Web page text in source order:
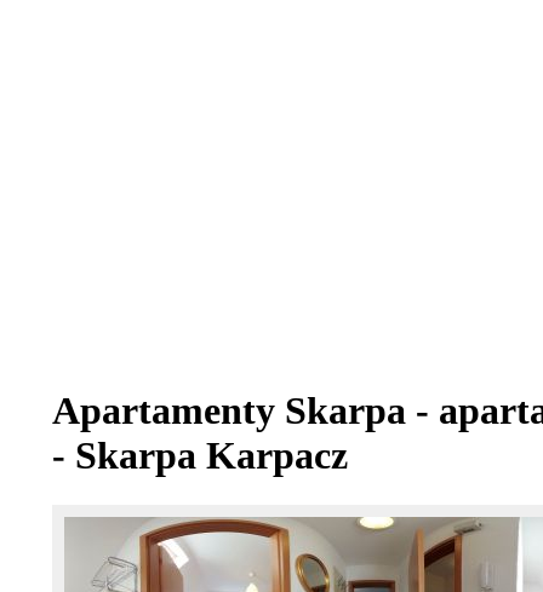
Apartamenty Skarpa -
- Skarpa Karpacz